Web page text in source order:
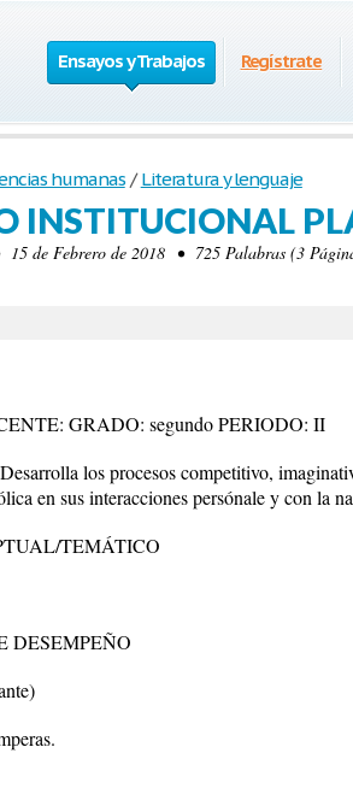
Ensayos y Trabajos Regístrate
humanas / Literatura y lenguaje
INSTITUCIONAL
15 de Febrero de 2018 • 725 Palabras (3
GRADO: segundo PERIODO: II
los procesos competitivo,
en sus interacciones persónale y con la
TEMÁTICO
DESEMPEÑO